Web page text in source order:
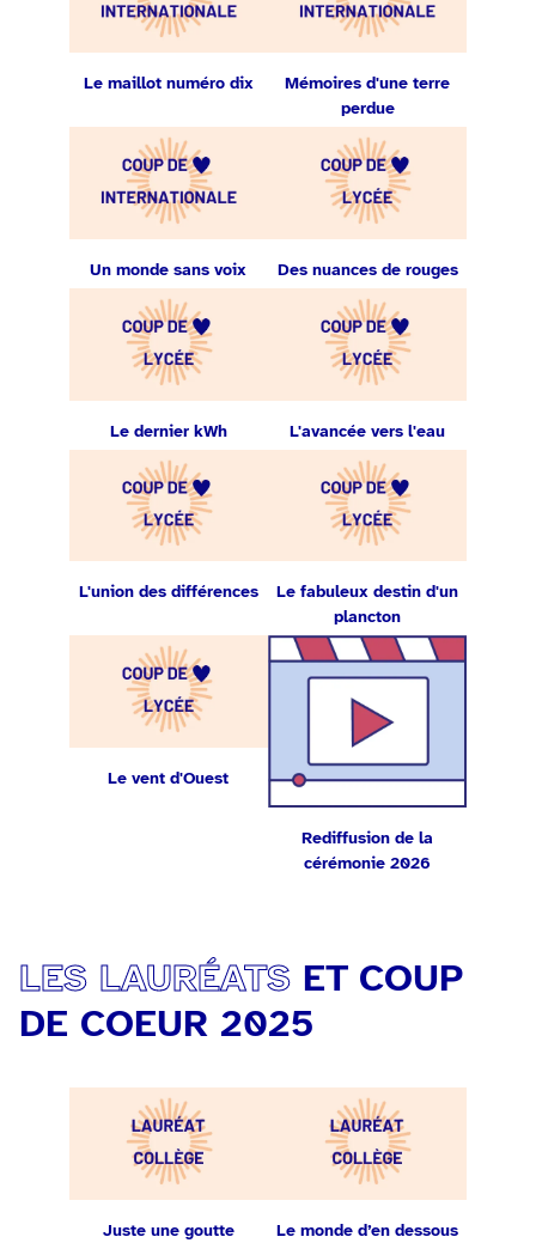
Le maillot numéro dix
Mémoires d'une terre
perdue
Un monde sans voix Des nuances de rouges
Le dernier kWh L'avancée vers l'eau
L'union des différences
Le fabuleux destin d'un
plancton
Le vent d'Ouest
Rediffusion de la
cérémonie 2026
LES LAURÉATS ET COUP
DE COEUR 2025
Juste une goutte Le monde d’en dessous